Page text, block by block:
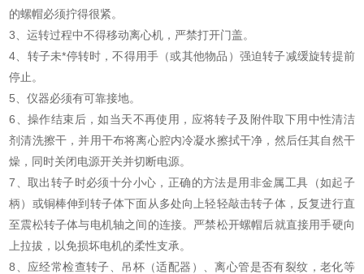
的螺帽必须拧得很紧。
3、运转过程中不得移动离心机，严禁打开门盖。
4、转子未*停转时，不得用手（或其他物品）强迫转子减缓旋转提前
停止。
5、仪器必须有可靠接地。
6、操作结束后，如当天不再使用，应将转子及附件取下用中性清洁
剂清洗擦干，并用干布将离心腔内冷凝水擦拭干净，然后任其自然干
燥，同时关闭电源开关并切断电源。
7、取出转子时必须十分小心，正确的方法是用非金属工具（如起子
柄）或铜棒伸到转子体下面从多处向上轻轻敲击转子体，反复进行直
至震松转子体与电机轴之间的连接。严禁松开螺帽后就直接用手硬向
上拉拔，以免损坏电机的柔性支承。
8、应经常检查转子、吊杯（适配器）、离心管是否有裂纹，老化等